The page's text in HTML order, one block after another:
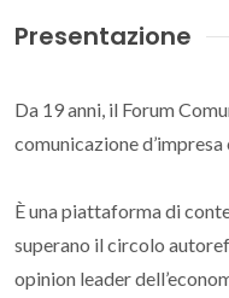
Presentazione
Da 19 anni, il Forum
comunicazione
È una piattaforma di
superano il circolo
opinion leader